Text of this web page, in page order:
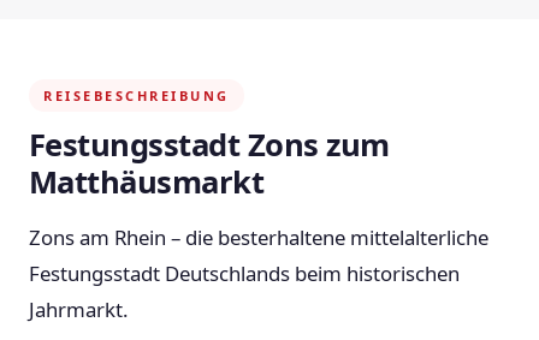
REISEBESCHREIBUNG
Festungsstadt Zons zum
Matthäusmarkt
Zons am Rhein – die besterhaltene mittelalterliche
Festungsstadt Deutschlands beim historischen
Jahrmarkt.